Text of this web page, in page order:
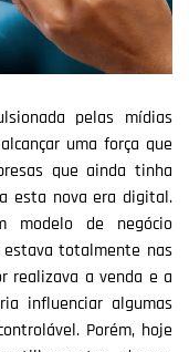
pelas mídias
uma força que
que ainda tinha
esta nova era digital.
modelo de negócio
totalmente nas
realizava a venda e a
influenciar algumas
Porém, hoje